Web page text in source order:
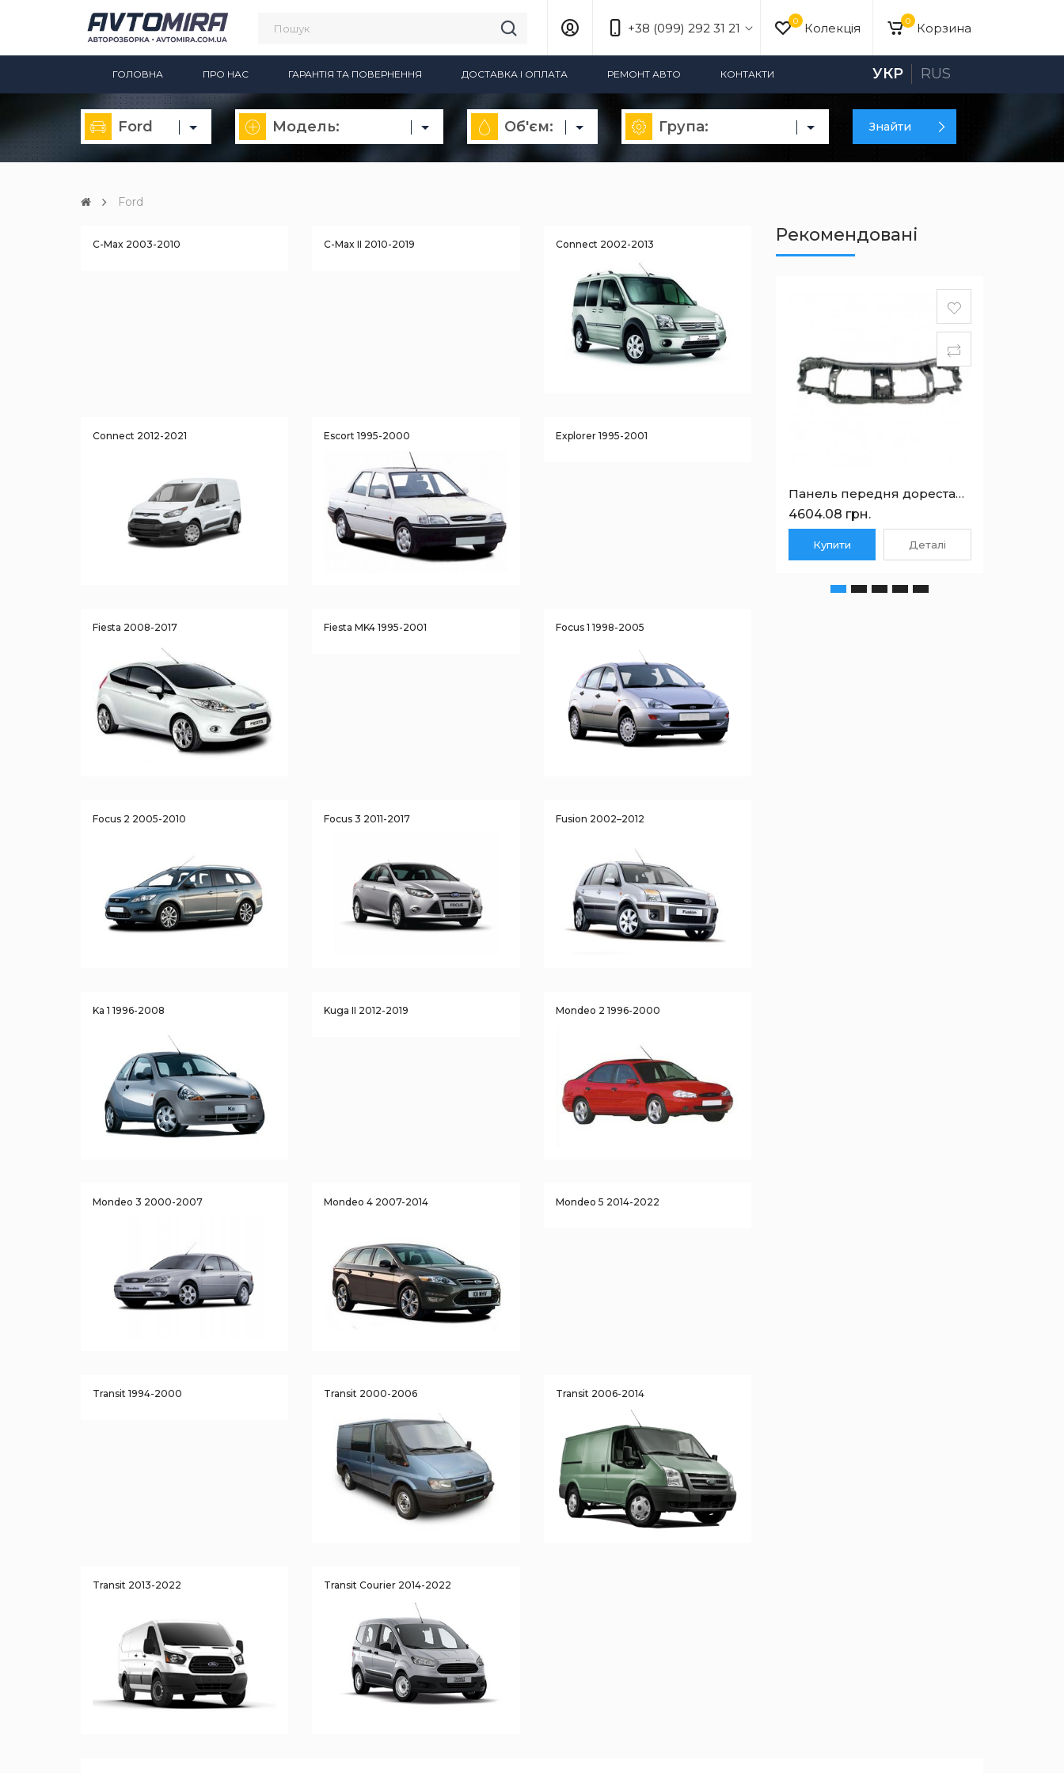
0 Корзина
+38 (099) 292 31 21 0 Колекція
ГОЛОВНА ПРО НАС ГАРАНТІЯ ТА ПОВЕРНЕННЯ ДОСТАВКА І ОПЛАТА РЕМОНТ АВТО КОНТАКТИ УКР RUS
Ford Модель: Об'єм: Група: Знайти
Ford
C-Max 2003-2010 C-Max II 2010-2019 Connect 2002-2013
Connect 2012-2021 Escort 1995-2000 Explorer 1995-2001
Fiesta 2008-2017 Fiesta MK4 1995-2001 Focus 1 1998-2005
Focus 2 2005-2010 Focus 3 2011-2017 Fusion 2002–2012
Ka 1 1996-2008 Kuga II 2012-2019 Mondeo 2 1996-2000
Mondeo 3 2000-2007 Mondeo 4 2007-2014 Mondeo 5 2014-2022
Transit 1994-2000 Transit 2000-2006 Transit 2006-2014
Transit 2013-2022 Transit Courier 2014-2022
Рекомендовані
Панель передня дорестайлінг Ford Mondeo 4 2007-2014 1549565
4604.08 грн.
Купити Деталі